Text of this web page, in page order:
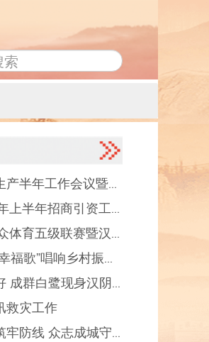
半年工作会议暨县
体会议
半年招商引资工
驻汉部门）
育五级联赛暨汉
·文峰杯”双拥篮球赛
福歌”唱响乡村振
群白鹭现身汉阴
灾工作
防线 众志成城守